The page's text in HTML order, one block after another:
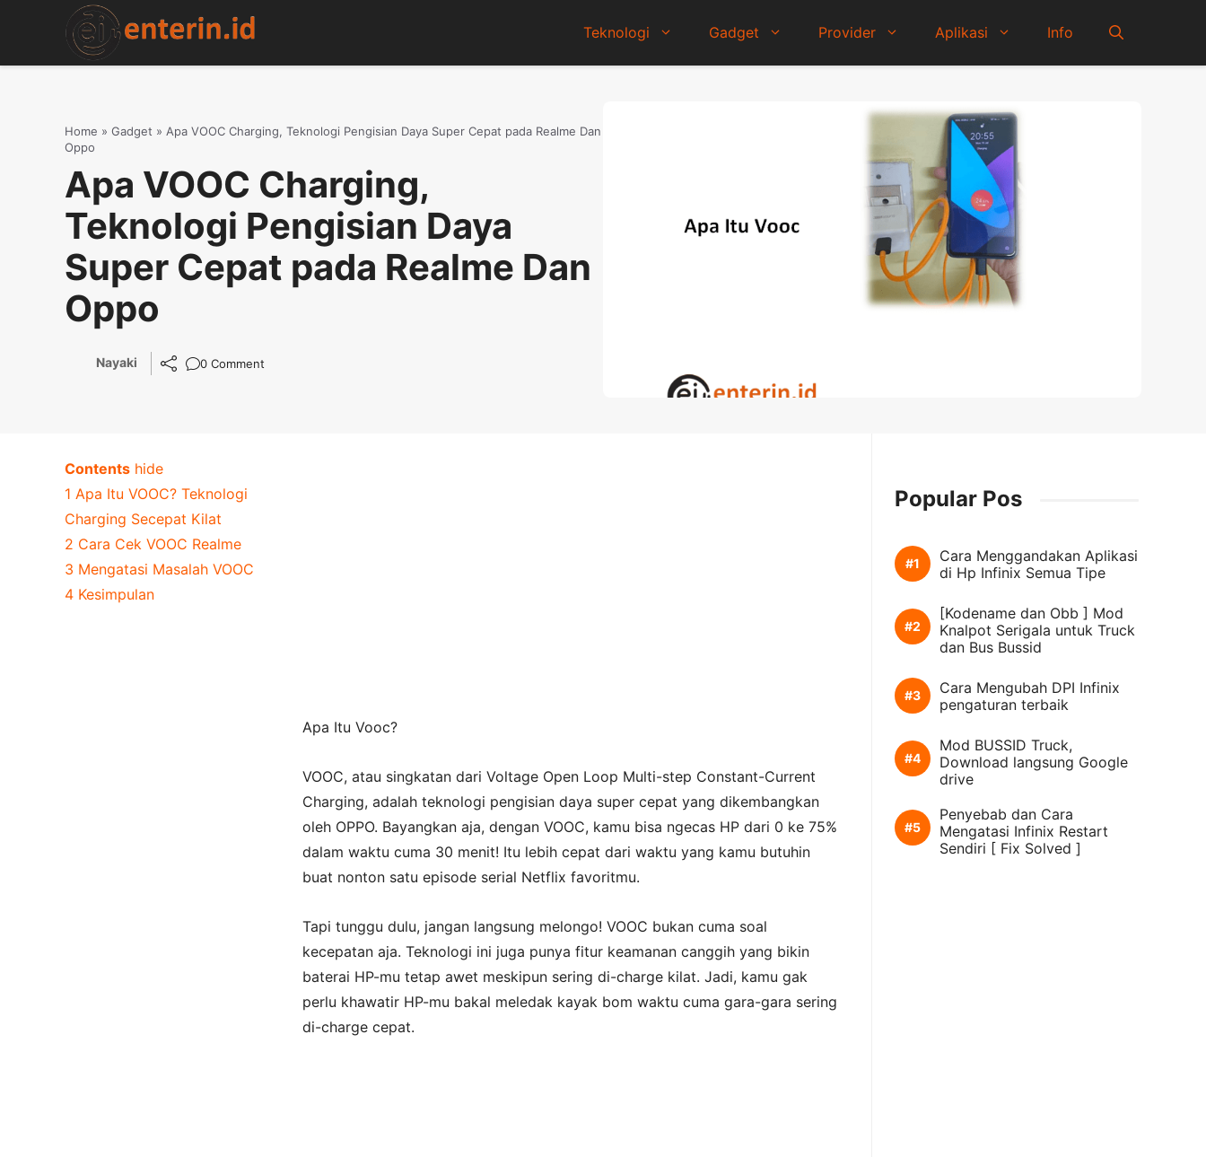
content
Teknologi Gadget Provider Aplikasi Info
Home » Gadget » Apa VOOC Charging, Teknologi Pengisian Daya Super Cepat pada Realme Dan
Oppo
Apa VOOC Charging,
Teknologi Pengisian Daya
Super Cepat pada Realme Dan
Oppo
Nayaki 0 Comment
Apa Itu Vooc?
VOOC, atau singkatan dari Voltage Open Loop Multi-step Constant-Current
Charging, adalah teknologi pengisian daya super cepat yang dikembangkan
oleh OPPO. Bayangkan aja, dengan VOOC, kamu bisa ngecas HP dari 0 ke 75%
dalam waktu cuma 30 menit! Itu lebih cepat dari waktu yang kamu butuhin
buat nonton satu episode serial Netflix favoritmu.
Tapi tunggu dulu, jangan langsung melongo! VOOC bukan cuma soal
kecepatan aja. Teknologi ini juga punya fitur keamanan canggih yang bikin
baterai HP-mu tetap awet meskipun sering di-charge kilat. Jadi, kamu gak
perlu khawatir HP-mu bakal meledak kayak bom waktu cuma gara-gara sering
di-charge cepat.
Contents hide
1 Apa Itu VOOC? Teknologi
Charging Secepat Kilat
2 Cara Cek VOOC Realme
3 Mengatasi Masalah VOOC
4 Kesimpulan
Popular Pos
Cara Menggandakan Aplikasi
di Hp Infinix Semua Tipe
[Kodename dan Obb ] Mod
Knalpot Serigala untuk Truck
dan Bus Bussid
Cara Mengubah DPI Infinix
pengaturan terbaik
Mod BUSSID Truck,
Download langsung Google
drive
Penyebab dan Cara
Mengatasi Infinix Restart
Sendiri [ Fix Solved ]